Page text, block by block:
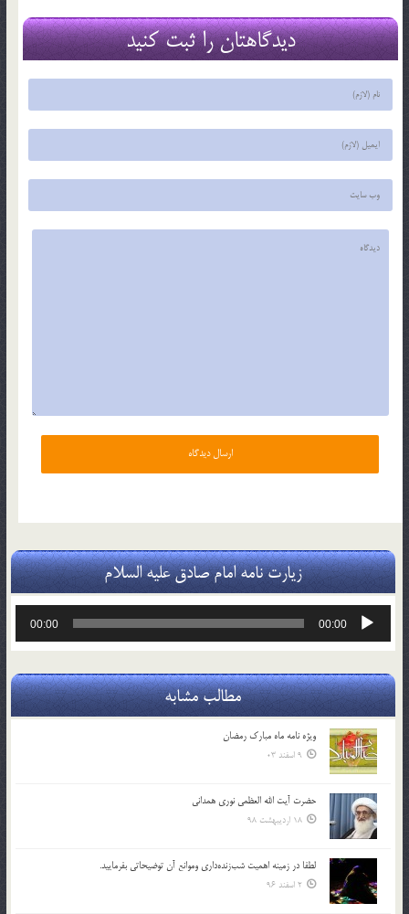
دیدگاهتان را ثبت کنید
زیارت نامه امام صادق علیه السلام
پخش‌کننده
00:00
00:00
مطالب مشابه
ویژه نامه ماه مبارک رمضان
9 اسفند 03
حضرت آیت الله العظمی نوری همدانی
18 اردیبهشت 98
لطفا در زمينه اهميت شب‌زنده‌داري وموانع آن توضيحاتي بفرماييد.
2 اسفند 96